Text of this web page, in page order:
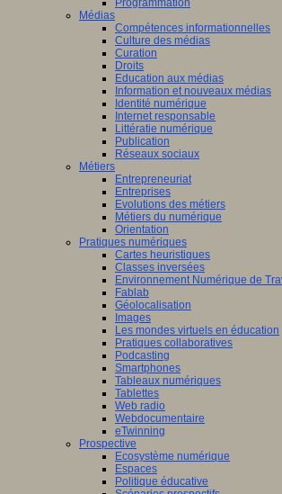
Programmation
Médias
Compétences informationnelles
Culture des médias
Curation
Droits
Education aux médias
Information et nouveaux médias
Identité numérique
Internet responsable
Littératie numérique
Publication
Réseaux sociaux
Métiers
Entrepreneuriat
Entreprises
Evolutions des métiers
Métiers du numérique
Orientation
Pratiques numériques
Cartes heuristiques
Classes inversées
Environnement Numérique de
Fablab
Géolocalisation
Images
Les mondes virtuels en éducation
Pratiques collaboratives
Podcasting
Smartphones
Tableaux numériques
Tablettes
Web radio
Webdocumentaire
eTwinning
Prospective
Ecosystème numérique
Espaces
Politique éducative